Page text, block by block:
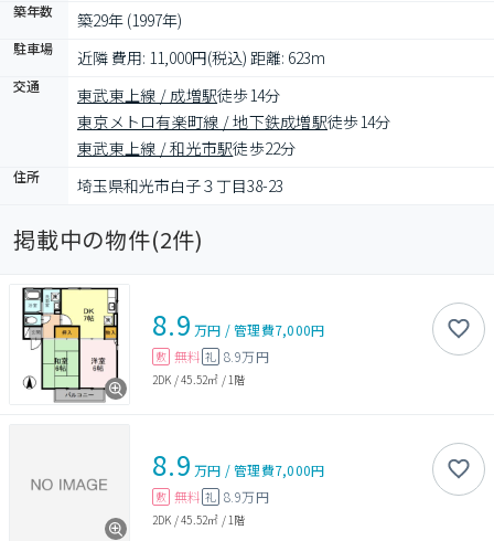
築年数 築29年 (1997年)
駐車場 近隣 費用: 11,000円(税込) 距離: 623m
交通 東武東上線 / 成増駅徒歩14分
東京メトロ有楽町線 / 地下鉄成増駅徒歩14分
東武東上線 / 和光市駅徒歩22分
住所 埼玉県和光市白子３丁目38-23
掲載中の物件(2件)
8.9 万円 /管理費7,000円
敷 無料 礼 8.9万円
2DK /45.52㎡ / 1階
8.9 万円 /管理費7,000円
敷 無料 礼 8.9万円
2DK /45.52㎡ / 1階